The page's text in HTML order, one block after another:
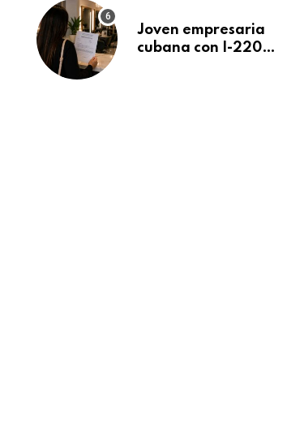
Joven empresaria
cubana con I-220A